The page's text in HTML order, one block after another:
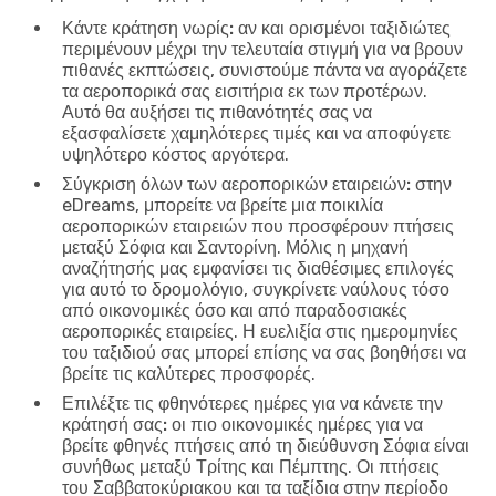
Κάντε κράτηση νωρίς: αν και ορισμένοι ταξιδιώτες
περιμένουν μέχρι την τελευταία στιγμή για να βρουν
πιθανές εκπτώσεις, συνιστούμε πάντα να αγοράζετε
τα αεροπορικά σας εισιτήρια εκ των προτέρων.
Αυτό θα αυξήσει τις πιθανότητές σας να
εξασφαλίσετε χαμηλότερες τιμές και να αποφύγετε
υψηλότερο κόστος αργότερα.
Σύγκριση όλων των αεροπορικών εταιρειών: στην
eDreams, μπορείτε να βρείτε μια ποικιλία
αεροπορικών εταιρειών που προσφέρουν πτήσεις
μεταξύ Σόφια και Σαντορίνη. Μόλις η μηχανή
αναζήτησής μας εμφανίσει τις διαθέσιμες επιλογές
για αυτό το δρομολόγιο, συγκρίνετε ναύλους τόσο
από οικονομικές όσο και από παραδοσιακές
αεροπορικές εταιρείες. Η ευελιξία στις ημερομηνίες
του ταξιδιού σας μπορεί επίσης να σας βοηθήσει να
βρείτε τις καλύτερες προσφορές.
Επιλέξτε τις φθηνότερες ημέρες για να κάνετε την
κράτησή σας: οι πιο οικονομικές ημέρες για να
βρείτε φθηνές πτήσεις από τη διεύθυνση Σόφια είναι
συνήθως μεταξύ Τρίτης και Πέμπτης. Οι πτήσεις
του Σαββατοκύριακου και τα ταξίδια στην περίοδο